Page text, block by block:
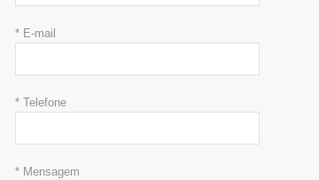
* E-mail
* Telefone
* Mensagem